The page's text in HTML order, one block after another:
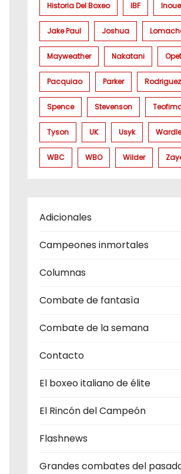
Historia Del Boxeo IBF Inoue
Jake Paul Joshua
Mayweather Nakatani
Pacquiao Parker Rodriguez
Spence Stevenson
Tyson UK Usyk
WBC WBO Wilder
Adicionales
Campeones inmortales
Columnas
Combate de fantasìa
Combate de la semana
Contacto
El boxeo italiano de élite
El Rincón del Campeón
Flashnews
Grandes combates del